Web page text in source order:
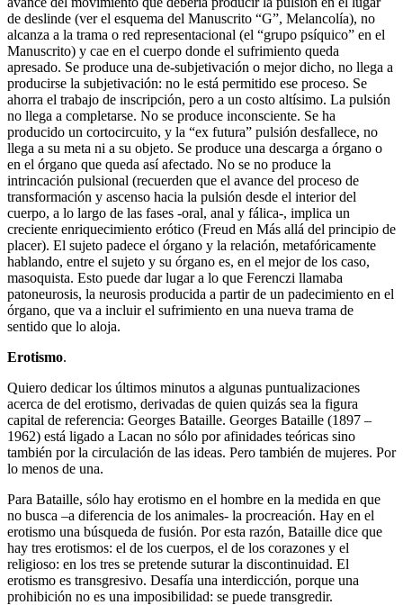
de deslinde (ver el esquema del Manuscrito “G”, Melancolía), no
alcanza a la trama o red representacional (el “grupo psíquico” en el
Manuscrito) y cae en el cuerpo donde el sufrimiento queda
apresado. Se produce una de-subjetivación o mejor dicho, no llega a
producirse la subjetivación: no le está permitido ese proceso. Se
ahorra el trabajo de inscripción, pero a un costo altísimo. La pulsión
no llega a completarse. No se produce inconsciente. Se ha
producido un cortocircuito, y la “ex futura” pulsión desfallece, no
llega a su meta ni a su objeto. Se produce una descarga a órgano o
en el órgano que queda así afectado. No se no produce la
intrincación pulsional (recuerden que el avance del proceso de
transformación y ascenso hacia la pulsión desde el interior del
cuerpo, a lo largo de las fases -oral, anal y fálica-, implica un
creciente enriquecimiento erótico (Freud en Más allá del principio de
placer). El sujeto padece el órgano y la relación, metafóricamente
hablando, entre el sujeto y su órgano es, en el mejor de los caso,
masoquista. Esto puede dar lugar a lo que Ferenczi llamaba
patoneurosis, la neurosis producida a partir de un padecimiento en el
órgano, que va a incluir el sufrimiento en una nueva trama de
sentido que lo aloja.
Erotismo.
Quiero dedicar los últimos minutos a algunas puntualizaciones
acerca de del erotismo, derivadas de quien quizás sea la figura
capital de referencia: Georges Bataille. Georges Bataille (1897 –
1962) está ligado a Lacan no sólo por afinidades teóricas sino
también por la circulación de las ideas. Pero también de mujeres. Por
lo menos de una.
Para Bataille, sólo hay erotismo en el hombre en la medida en que
no busca –a diferencia de los animales- la procreación. Hay en el
erotismo una búsqueda de fusión. Por esta razón, Bataille dice que
hay tres erotismos: el de los cuerpos, el de los corazones y el
religioso: en los tres se pretende suturar la discontinuidad. El
erotismo es transgresivo. Desafía una interdicción, porque una
prohibición no es una imposibilidad: se puede transgredir.